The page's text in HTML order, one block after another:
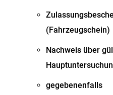
(Fahrzeugschein)
Nachweis über
gegebenenfalls